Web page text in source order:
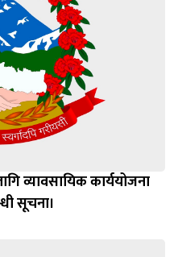
व्यावसायिक कार्ययोजना
सूचना।